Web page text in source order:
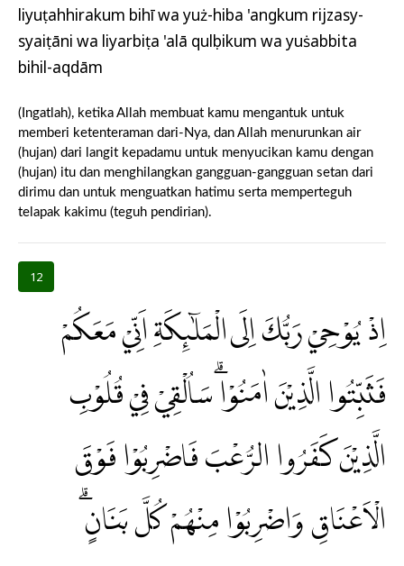
liyuṭahhirakum bihī wa yuż-hiba 'angkum rijzasy-
syaiṭāni wa liyarbiṭa 'alā qulụbikum wa yuṡabbita
bihil-aqdām
(Ingatlah), ketika Allah membuat kamu mengantuk untuk
memberi ketenteraman dari-Nya, dan Allah menurunkan air
(hujan) dari langit kepadamu untuk menyucikan kamu dengan
(hujan) itu dan menghilangkan gangguan-gangguan setan dari
dirimu dan untuk menguatkan hatimu serta memperteguh
telapak kakimu (teguh pendirian).
12
اِذْ يُوْحِيْ رَبُّكَ اِلَى الْمَلٰۤىِٕكَةِ اَنِّيْ مَعَكُمْ
فَثَبِّتُوا الَّذِيْنَ اٰمَنُوْاۗ سَاُلْقِيْ فِيْ قُلُوْبِ
الَّذِيْنَ كَفَرُوا الرُّعْبَ فَاضْرِبُوْا فَوْقَ
الْاَعْنَاقِ وَاضْرِبُوْا مِنْهُمْ كُلَّ بَنَانٍۗ